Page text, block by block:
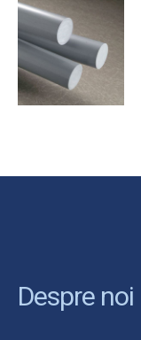
Despre noi